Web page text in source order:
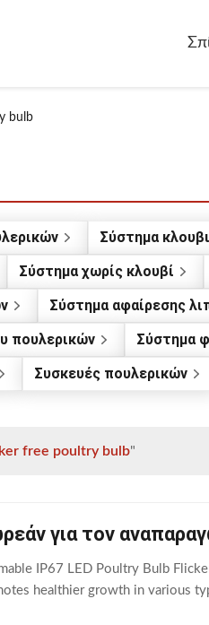
bulb
Σύστημα
Σύστημα χωρίς κλουβί
Σύστημα αφαίρεσης
πουλερικών
Σύστημα
Συσκευές πουλερικών
free poultry bulb"
για τον
IP67 LED Poultry Bulb
healthier growth in various